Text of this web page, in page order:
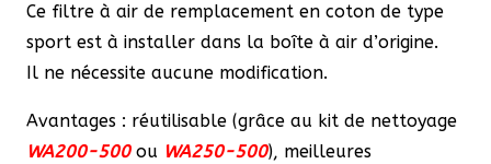
AMG,
G
Ce filtre à air de remplacement en coton de type
sport est à installer dans la boîte à air d’origine.
Il ne nécessite aucune modification.
Avantages : réutilisable (grâce au kit de nettoyage
WA200-500 ou WA250-500), meilleures